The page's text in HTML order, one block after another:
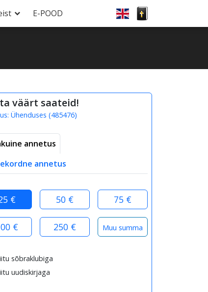
E-POOD
väärt saateid!
Ühenduses (485476)
annetus
annetus
€ 50 € 75 €
€ 250 €
sõbraklubiga
uudiskirjaga